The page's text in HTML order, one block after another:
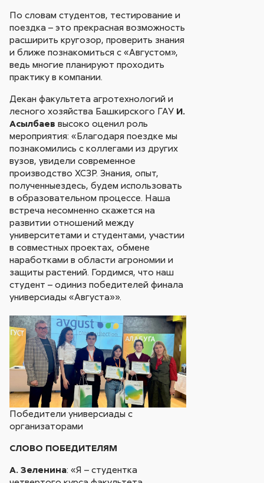
По словам студентов, тестирование и
поездка – это прекрасная возможность
расширить кругозор, проверить знания
и ближе познакомиться с «Августом»,
ведь многие планируют проходить
практику в компании.
Декан факультета агротехнологий и
лесного хозяйства Башкирского ГАУ И.
Асылбаев высоко оценил роль
мероприятия: «Благодаря поездке мы
познакомились с коллегами из других
вузов, увидели современное
производство ХСЗР. Знания, опыт,
полученныездесь, будем использовать
в образовательном процессе. Наша
встреча несомненно скажется на
развитии отношений между
университетами и студентами, участии
в совместных проектах, обмене
наработками в области агрономии и
защиты растений. Гордимся, что наш
студент – одиниз победителей финала
универсиады «Августа»».
Победители универсиады с
организаторами
СЛОВО ПОБЕДИТЕЛЯМ
А. Зеленина: «Я – студентка